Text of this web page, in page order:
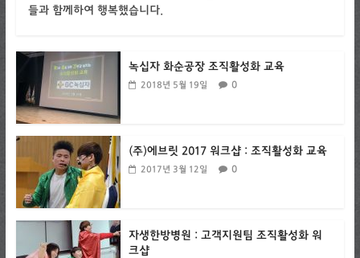
들과 함께하여 행복했습니다.
녹십자 화순공장 조직활성화 교육
2018년 5월 19일 0
(주)에브릿 2017 워크샵 : 조직활성화 교육
2017년 3월 12일 0
자생한방병원 : 고객지원팀 조직활성화 워
크샵